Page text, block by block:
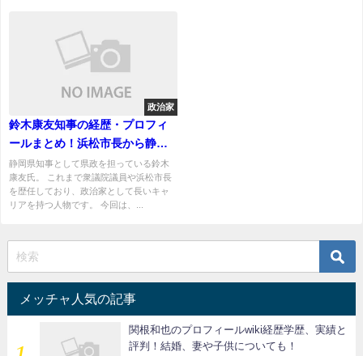
政治家
鈴木康友知事の経歴・プロフィ
ールまとめ！浜松市長から静岡
県知事へ
静岡県知事として県政を担っている鈴木
康友氏。 これまで衆議院議員や浜松市長
を歴任しており、政治家として長いキャ
リアを持つ人物です。 今回は、...
メッチャ人気の記事
関根和也のプロフィールwiki経歴学歴、実績と
評判！結婚、妻や子供についても！